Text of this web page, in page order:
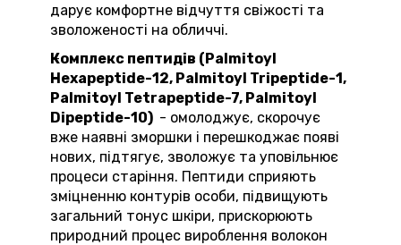
дарує комфортне відчуття свіжості та
зволоженості на обличчі.
Комплекс пептидів (Palmitoyl
Hexapeptide-12, Palmitoyl Tripeptide-1,
Palmitoyl Tetrapeptide-7, Palmitoyl
Dipeptide-10) - омолоджує, скорочує
вже наявні зморшки і перешкоджає появі
нових, підтягує, зволожує та уповільнює
процеси старіння. Пептиди сприяють
зміцненню контурів особи, підвищують
загальний тонус шкіри, прискорюють
природний процес вироблення волокон